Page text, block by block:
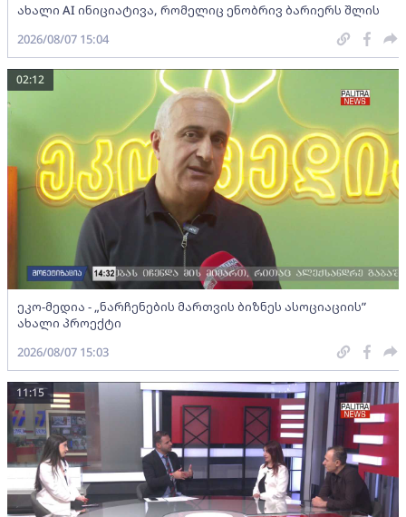
ახალი AI ინიციატივა, რომელიც ენობრივ ბარიერს შლის
2026/08/07 15:04
ეკო-მედია - „ნარჩენების მართვის ბიზნეს ასოციაციის”
ახალი პროექტი
02:12
2026/08/07 15:03
11:15